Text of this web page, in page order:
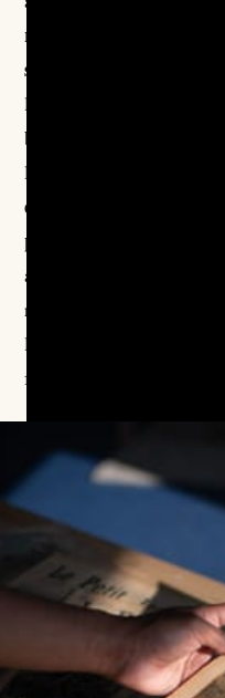
rétablir un sentiment
statut dominant
les rapports de pouvoir.
blanc
la position majoritaire
déplacer le débat des
posture victimaire
attaquée. Ainsi, au lieu
raciales héritées de
la défense d’une identité
fragilisée.